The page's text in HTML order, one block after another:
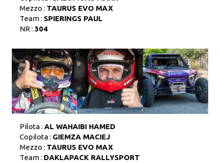
Mezzo : TAURUS EVO MAX
Team : SPIERINGS PAUL
NR : 304
Pilota : AL WAHAIBI HAMED
Copilota : GIEMZA MACIEJ
Mezzo : TAURUS EVO MAX
Team : DAKLAPACK RALLYSPORT